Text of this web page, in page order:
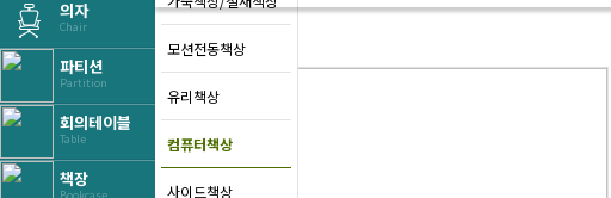
의자
Chair
파티션
Partition
회의테이블
Table
책장
모션전동책상
유리책상
컴퓨터책상
사이드책상